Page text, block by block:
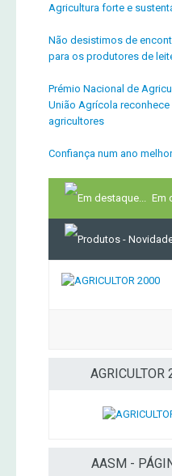
Agricultura forte e
Não desistimos de
para os produtores de
Prémio Nacional de
União Agrícola
agricultores
Confiança num ano melhor
Em
AASM -